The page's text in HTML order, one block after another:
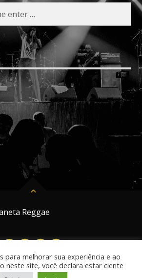
Reggae
para melhorar sua experiência e ao
neste site, você declara estar ciente